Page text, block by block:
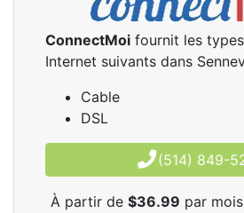
ConnectMoi fournit les
Internet suivants dans
Cable
DSL
(514) 849-
À partir de $36.99 par